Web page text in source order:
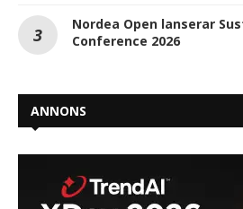
Nordea Open lanserar
Conference 2026
ANNONS